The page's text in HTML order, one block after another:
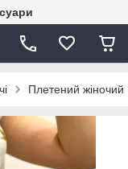
Плетений